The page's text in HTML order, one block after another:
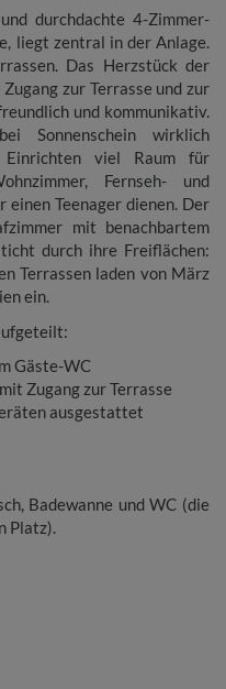
durchdachte 4-Zimmer-
liegt zentral in der Anlage.
Das Herzstück der
zur Terrasse und zur
und kommunikativ.
Sonnenschein wirklich
viel Raum für
Fernseh- und
einen Teenager dienen. Der
mit benachbartem
durch ihre Freiflächen:
Terrassen laden von März
ein.
Gäste-WC
Zugang zur Terrasse
ausgestattet
Badewanne und WC (die
Platz).